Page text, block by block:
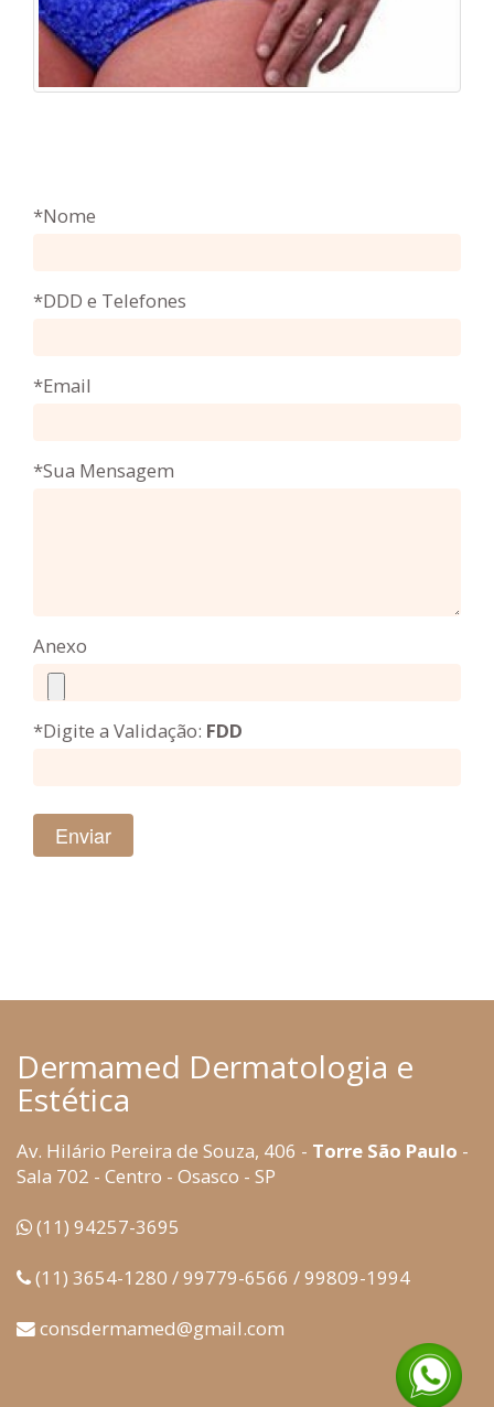
*Nome
*DDD e Telefones
*Email
*Sua Mensagem
Anexo
*Digite a Validação: FDD
Dermamed Dermatologia e
Estética
Av. Hilário Pereira de Souza, 406 - Torre São Paulo -
Sala 702 - Centro - Osasco - SP
(11) 94257-3695
(11) 3654-1280 / 99779-6566 / 99809-1994
consdermamed@gmail.com